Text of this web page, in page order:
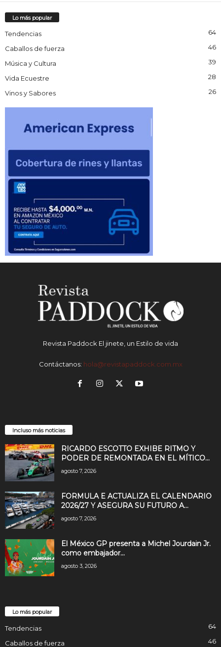
Lo más popular
Tendencias 64
Caballos de fuerza 46
Música y Cultura 39
Vida Ecuestre 28
Vinos y Sabores 26
Revista Paddock El jinete, un Estilo de vida
Contáctanos: hola@revistapaddock.com.mx
Incluso más noticias
RICARDO ESCOTTO EXHIBE RITMO Y
PODER DE REMONTADA EN EL MÍTICO...
agosto 7, 2026
FORMULA E ACTUALIZA EL CALENDARIO
2026/27 Y ASEGURA SU FUTURO A...
agosto 7, 2026
El México GP presenta a Michel Jourdain Jr.
como embajador...
agosto 3, 2026
Lo más popular
Tendencias 64
Caballos de fuerza 46